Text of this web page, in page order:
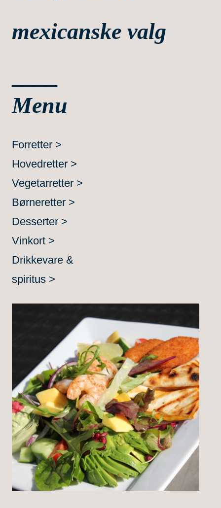
mexicanske valg
Menu
Forretter >
Hovedretter >
Vegetarretter >
Børneretter >
Desserter >
Vinkort >
Drikkevare &
spiritus >